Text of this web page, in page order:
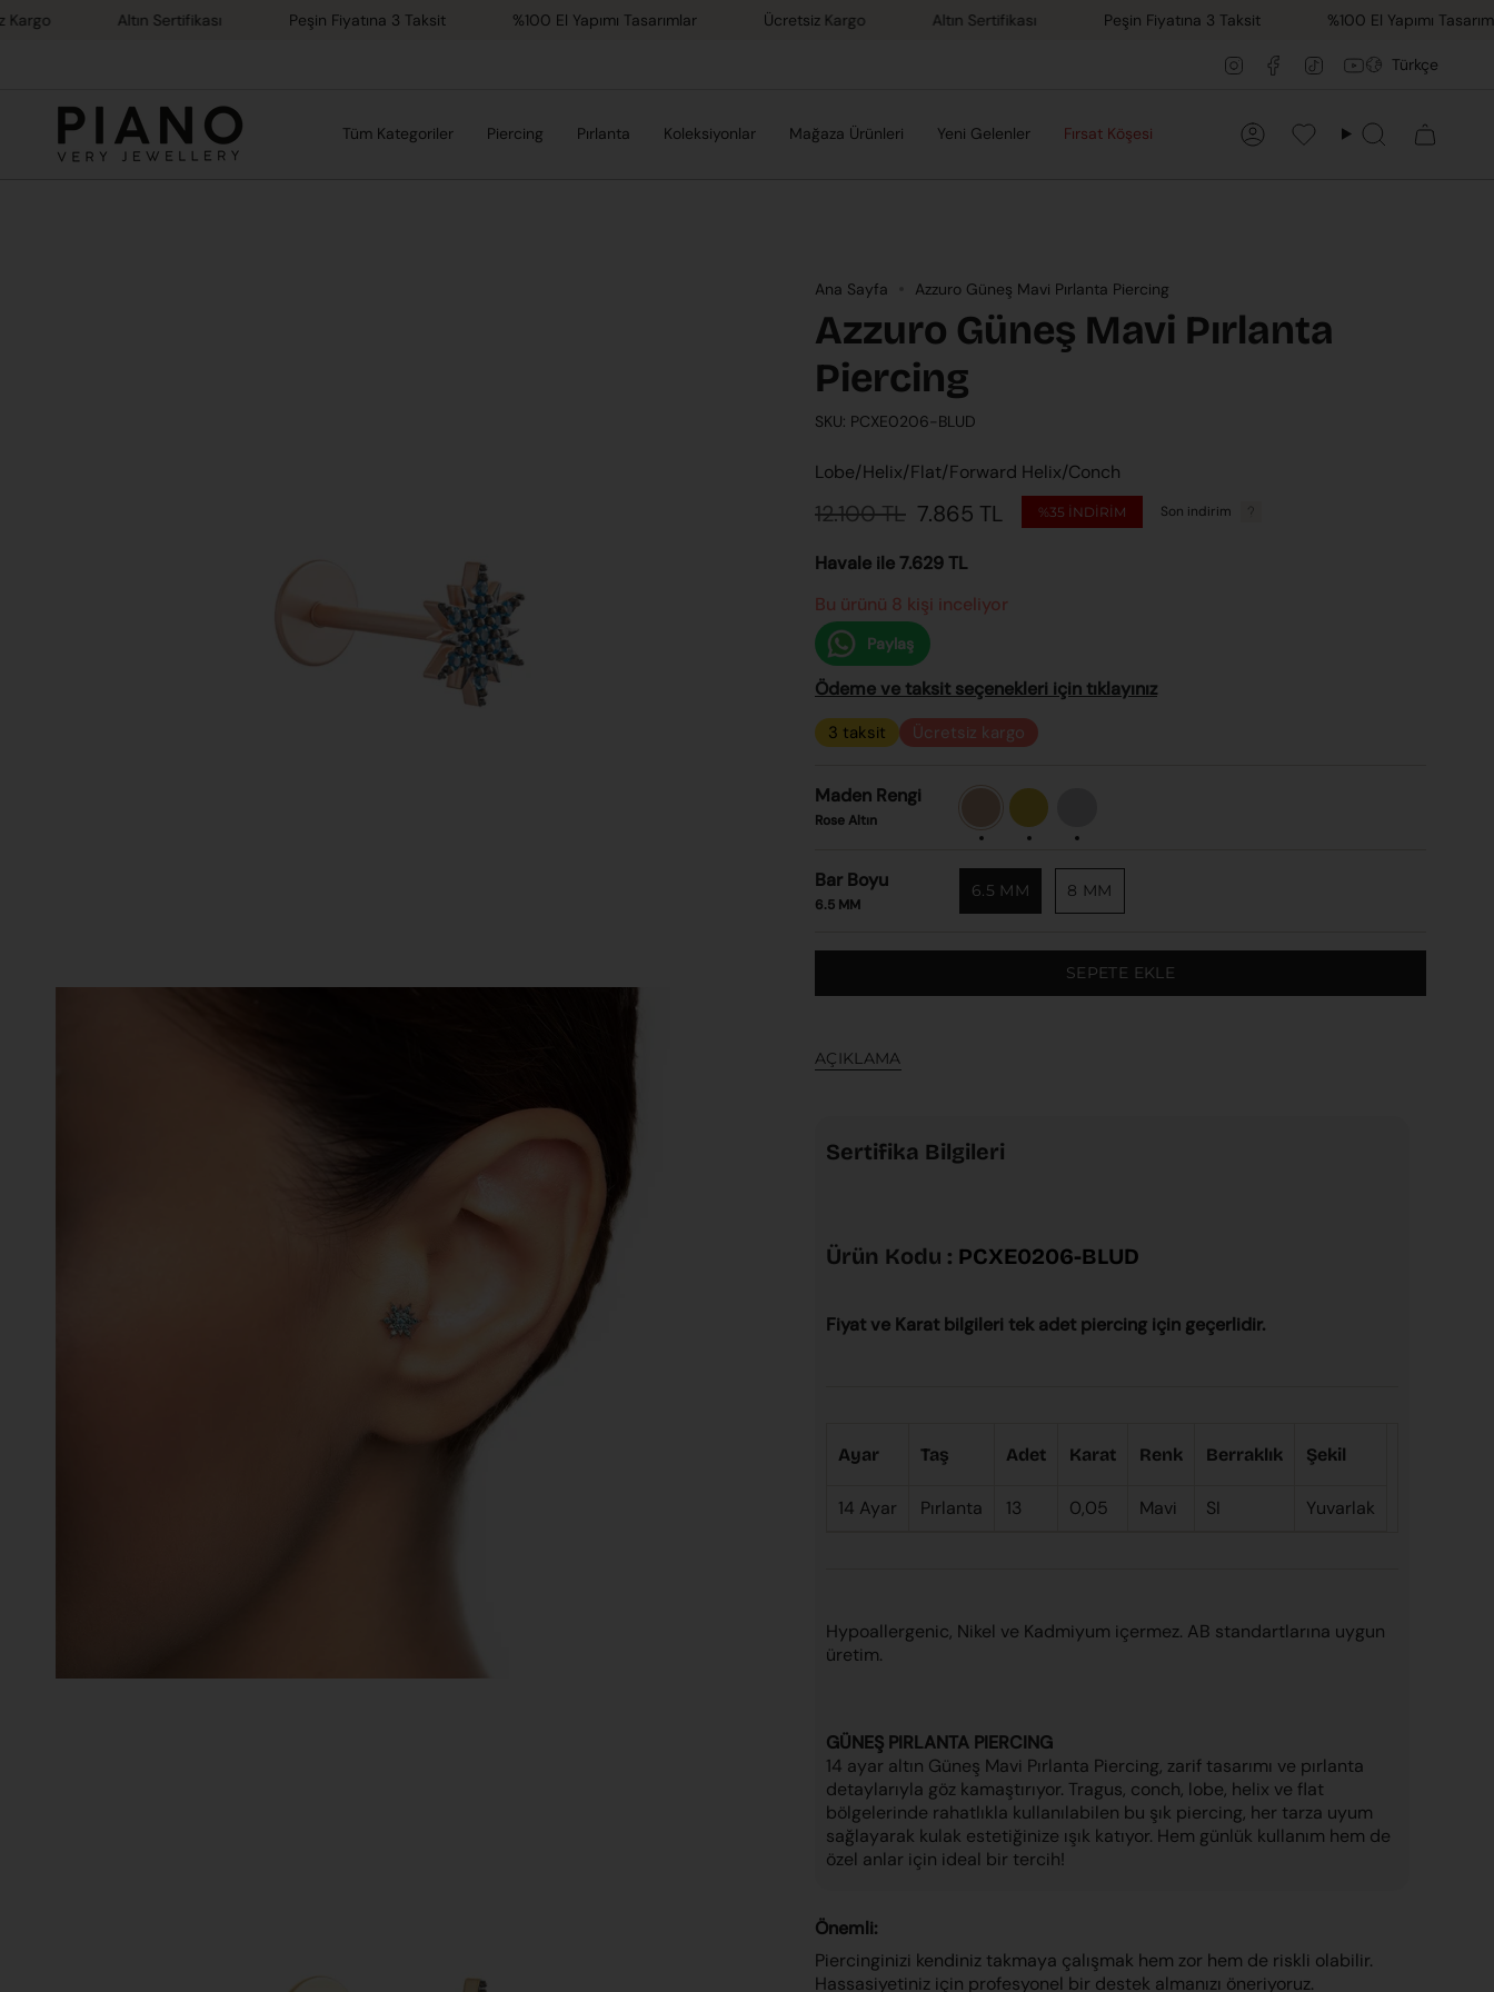
İçeriğe
Altın Sertifikası Peşin Fiyatına 3 Taksit %100 El Yapımı Tasarımlar Ücretsiz Kargo Altın Sertifikası Peşin Fiyatına 3 Taksit %100 El Yapımı Tasarımlar
InstagramFacebook
TikTokYouTube
DilTürkçe
Tüm Kategoriler Piercing Pırlanta Koleksiyonlar Mağaza Ürünleri Yeni Gelenler Fırsat Köşesi Hesap Favorilerim
Ara
Ana Sayfa Azzuro Güneş Mavi Pırlanta Piercing
Azzuro Güneş Mavi Pırlanta
Piercing
SKU: PCXE0206-BLUD
Lobe/Helix/Flat/Forward Helix/Conch
Normal
12.100 TL 7.865 TL %35 INDIRIM Son indirim
Havale ile 7.629 TL
Bu ürünü 8 kişi inceliyor
Paylaş
Ödeme ve taksit seçenekleri için tıklayınız
3 taksit Ücretsiz kargo
Maden Rengi
Rose Altın
Sarı
Altın
Bar Boyu
6.5 MM
6.5 MM 8 MM
SEPETE EKLE
AÇIKLAMA
Sertifika Bilgileri
Ürün Kodu : PCXE0206-BLUD
Fiyat ve Karat bilgileri tek adet piercing için geçerlidir.
Ayar Taş Adet Karat Renk Berraklık Şekil
14 Ayar Pırlanta 13 0,05 Mavi SI Yuvarlak
Hypoallergenic, Nikel ve Kadmiyum içermez. AB standartlarına uygun
üretim.
GÜNEŞ PIRLANTA PIERCING
14 ayar altın Güneş Mavi Pırlanta Piercing, zarif tasarımı ve pırlanta
detaylarıyla göz kamaştırıyor. Tragus, conch, lobe, helix ve flat
bölgelerinde rahatlıkla kullanılabilen bu şık piercing, her tarza uyum
sağlayarak kulak estetiğinize ışık katıyor. Hem günlük kullanım hem de
özel anlar için ideal bir tercih!
Önemli:
Piercinginizi kendiniz takmaya çalışmak hem zor hem de riskli olabilir.
Hassasiyetiniz için profesyonel bir destek almanızı öneriyoruz.